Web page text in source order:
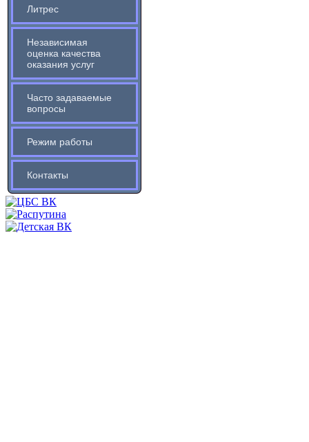
Литрес
Независимая
оценка качества
оказания услуг
Часто задаваемые
вопросы
Режим работы
Контакты